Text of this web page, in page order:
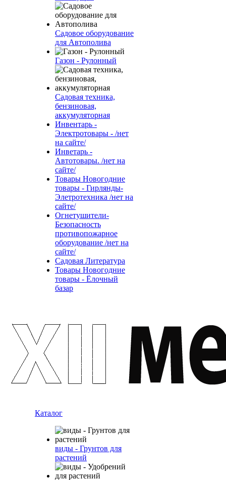
Садовое оборудование
для Автополива
Газон - Рулонный
Садовая техника,
бензиновая,
аккумуляторная
Инвентарь -
Электротовары - /нет
на сайте/
Инветарь -
Автотовары. /нет на
сайте/
Товары Новогодние
товары - Гирлянды-
Элетротехника /нет на
сайте/
Огнетушители-
Безопасность
противопожарное
оборудование /нет на
сайте/
Садовая Литература
Товары Новогодние
товары - Ёлочный
базар
Каталог
виды - Грунтов для
растений